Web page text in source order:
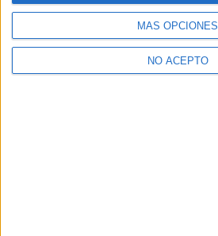
MÁS OPCIONES
NO ACEPTO
Ver los 37 centros→